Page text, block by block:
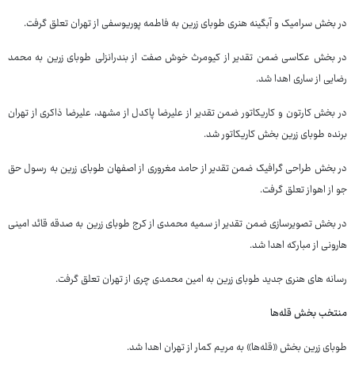
در بخش سرامیک و آبگینه هنری طوبای زرین به فاطمه پوریوسفی از تهران تعلق گرفت.
در بخش عکاسی ضمن تقدیر از کیومرث خوش صفت از بندرانزلی طوبای زرین به محمد
رضایی از ساری اهدا شد.
در بخش کارتون و کاریکاتور ضمن تقدیر از علیرضا پاکدل از مشهد، علیرضا ذاکری از تهران
برنده طوبای زرین بخش کاریکاتور شد.
در بخش طراحی گرافیک ضمن تقدیر از حامد مغروری از اصفهان طوبای زرین به رسول حق
جو از اهواز تعلق گرفت.
در بخش تصویرسازی ضمن تقدیر از سمیه محمدی از کرج طوبای زرین به صدقه قائد امینی
هارونی از مبارکه اهدا شد.
رسانه های هنری جدید طوبای زرین به امین محمدی چری از تهران تعلق گرفت.
منتخب بخش قله‌ها
طوبای زرین بخش «قله‌ها» به مریم کمار از تهران اهدا شد.